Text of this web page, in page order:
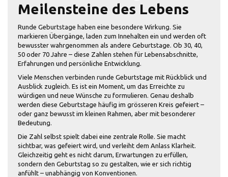
Meilensteine des Lebens
Runde Geburtstage haben eine besondere Wirkung. Sie
markieren Übergänge, laden zum Innehalten ein und werden oft
bewusster wahrgenommen als andere Geburtstage. Ob 30, 40,
50 oder 70 Jahre – diese Zahlen stehen für Lebensabschnitte,
Erfahrungen und persönliche Entwicklung.
Viele Menschen verbinden runde Geburtstage mit Rückblick und
Ausblick zugleich. Es ist ein Moment, um das Erreichte zu
würdigen und neue Wünsche zu formulieren. Genau deshalb
werden diese Geburtstage häufig im grösseren Kreis gefeiert –
oder ganz bewusst im kleinen Rahmen, aber mit besonderer
Bedeutung.
Die Zahl selbst spielt dabei eine zentrale Rolle. Sie macht
sichtbar, was gefeiert wird, und verleiht dem Anlass Klarheit.
Gleichzeitig geht es nicht darum, Erwartungen zu erfüllen,
sondern den Geburtstag so zu gestalten, wie er sich richtig
anfühlt – unabhängig von Konventionen.